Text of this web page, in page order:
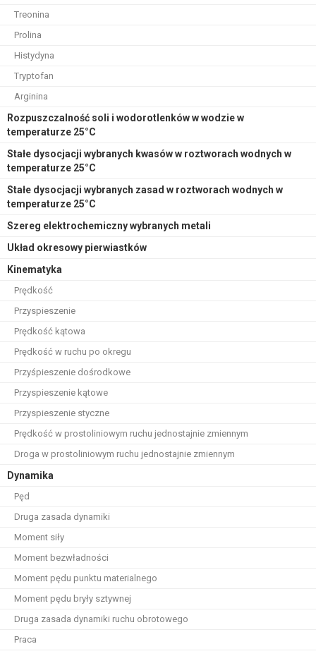
Treonina
Prolina
Histydyna
Tryptofan
Arginina
Rozpuszczalność soli i wodorotlenków w wodzie w
temperaturze 25°C
Stałe dysocjacji wybranych kwasów w roztworach wodnych w
temperaturze 25°C
Stałe dysocjacji wybranych zasad w roztworach wodnych w
temperaturze 25°C
Szereg elektrochemiczny wybranych metali
Układ okresowy pierwiastków
Kinematyka
Prędkość
Przyspieszenie
Prędkość kątowa
Prędkość w ruchu po okregu
Przyśpieszenie dośrodkowe
Przyspieszenie kątowe
Przyspieszenie styczne
Prędkość w prostoliniowym ruchu jednostajnie zmiennym
Droga w prostoliniowym ruchu jednostajnie zmiennym
Dynamika
Pęd
Druga zasada dynamiki
Moment siły
Moment bezwładności
Moment pędu punktu materialnego
Moment pędu bryły sztywnej
Druga zasada dynamiki ruchu obrotowego
Praca